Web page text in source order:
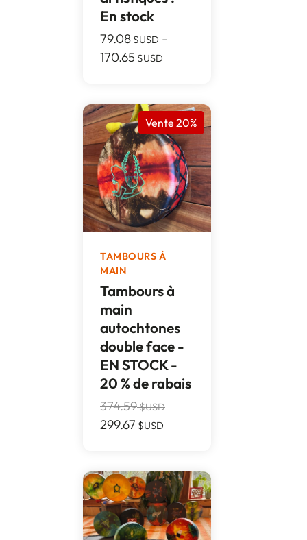
En stock
79.08 $USD -
170.65 $USD
Vente 20%
TAMBOURS À
MAIN
Tambours à
main
autochtones
double face -
EN STOCK -
20 % de rabais
374.59$USD
299.67 $USD